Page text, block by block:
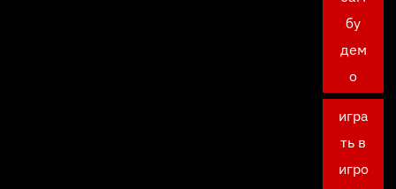
бу
дем
о
игра
ть в
игро